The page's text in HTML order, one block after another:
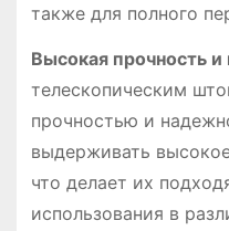
также для полного
Высокая прочность и
телескопическим
прочностью и
выдерживать
что делает их
использования в